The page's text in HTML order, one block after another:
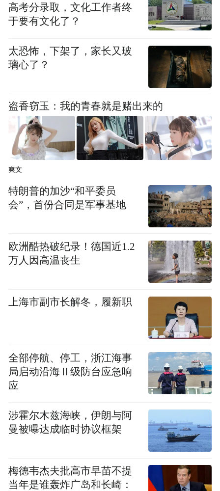
150多个海关特殊监管区中稳居第一。
片区和其中的220多个有贸易往来，这里是离
世界最近的地方，也是观察中国和全球经济
互动的绝佳窗口。”上海自贸区管委会副主任
陈彦峰说。
把准产业脉搏 走在科技前沿
科技发展日新月异，四大开发区的发展也并
非一帆风顺。
5G+智慧交通、5G+智慧工厂、5G+智慧矿
山……在金桥开发区的中移动上海产业研究
应用场景。
2020年3月，金桥5G产业生态园开园，成为
上海首个5G产业园。华为上海5G创新中心等
四大功能性平台纷纷落户，约5.5万名5G人才
“金桥有个‘七年一轮回’的发展规律。”上海自
贸区金桥管理局局长杨晔表示，基本上每隔
七年，金桥就要完成一次迭代升级。从20世
纪90年代的“家电进家庭”，到其后的“汽车进
家庭”，金桥都抓住了机会，成为国内先进制
造业高地。2019年开始，金桥又抓住“5G元
变，形成了上海转型升级的“金桥样本”。
高考分录取，文化工作者终
于要有文化了？
太恐怖，下架了，家长又玻
璃心了？
盗香窃玉：我的青春就是赌出来的
爽文
特朗普的加沙“和平委员
会”，首份合同是军事基地
欧洲酷热破纪录！德国近1.2
万人因高温丧生
上海市副市长解冬，履新职
全部停航、停工，浙江海事
局启动沿海Ⅱ级防台应急响
应
涉霍尔木兹海峡，伊朗与阿
曼被曝达成临时协议框架
梅德韦杰夫批高市早苗不提
当年是谁轰炸广岛和长崎：